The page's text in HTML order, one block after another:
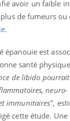
avoir un faible
de fumeurs ou
.
épanouie est
santé
de libido
neuro-
immunitaires",
cette étude.